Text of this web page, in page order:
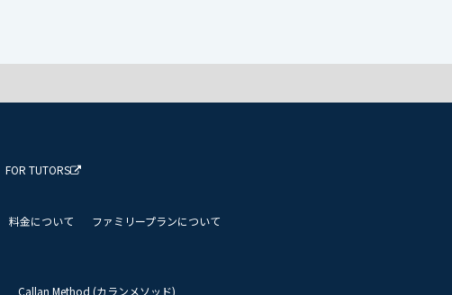
FOR TUTORS
料金について
ファミリープランについて
Callan Method (カランメソッド)